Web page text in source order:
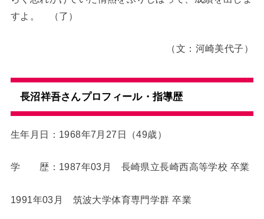
すよ。 （了）
（文：河崎美代子）
長沼祥吾さんプロフィール・指導歴
生年月日：1968年7月27日（49歳）
学 歴：1987年03月 長崎県立長崎西高等学校 卒業
1991年03月 筑波大学体育専門学群 卒業